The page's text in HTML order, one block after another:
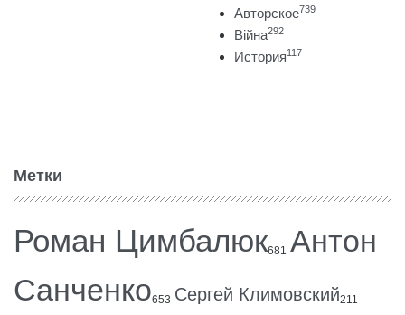
Авторское739
Війна292
История117
Метки
Роман Цимбалюк681 Антон
Санченко653 Сергей Климовский211